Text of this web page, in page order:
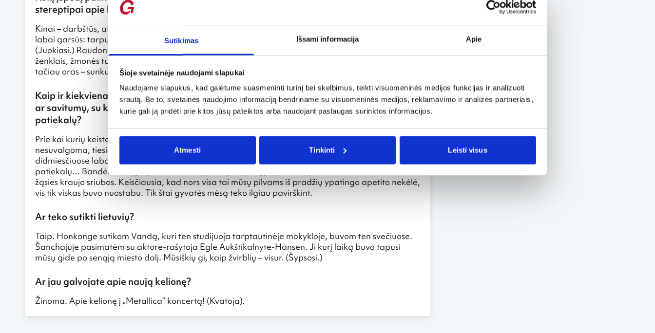
Sutikimas Išsami informacija Apie
Šioje svetainėje naudojami slapukai
Naudojame slapukus, kad galėtume suasmeninti turinį bei skelbimus, teikti visuomeninės medijos funkcijas ir analizuoti
srautą. Be to, svetainės naudojimo informaciją bendriname su visuomeninės medijos, reklamavimo ir analizės partneriais,
kurie gali ją pridėti prie kitos jūsų pateiktos arba naudojant paslaugas surinktos informacijos.
Atmesti Tinkinti Leisti visus
stereptipai apie kiniečius ir Kiniją?
Kinai – darbštūs, atkaklūs, svetingi ir draugiški savo šalies patriotai. Jų labai daug, gal dėl to jie
labai garsūs: tarpusavyje ramiai bendraudami du kinai nustelbtų „Ąžuoliuko“ chorą pilna sudėtimi.
(Juokiasi.) Raudonus partijos transparantus pakeitė reklamos su garsiausiais pasaulio prekių
ženklais, žmonės turi darbo, ekonomika, bent jau oficialiai teigiama – kyla. Miestuose labai švaru,
tačiau oras – sunkus.
Kaip ir kiekvienas kraštas, Kinija (ar jos gyventojai) turbūt turėjo kažkokių keistenybių
ar savitumų, su kuriais teko susidurti? Gal teko ragauti kokių ypatingų ir netradicinių
patiekalų?
Prie kai kurių keistenybių priprantama lengvai – garsiai siurbti ar čepsėti, mesti kaulus ar kitką, kas
nesuvalgoma, tiesiai priešais save ant staltiesės. Jokio vargo priprast. Kiek sunkiau su eismu, kuris
didmiesčiuose labai sudėtingas, gatvę pereiti reikia apšaudomo kiškio veterano įgūdžių. O dėl
patiekalų… Bandėm daug ką. Nuo skrudintų skorpionų ir gyvų krevečių iki troškintos asilienos ir
žąsies kraujo sriubos. Keisčiausia, kad nors visa tai mūsų pilvams iš pradžių ypatingo apetito nekėlė,
vis tik viskas buvo nuostabu. Tik štai gyvatės mėsą teko ilgiau pavirškint.
Ar teko sutikti lietuvių?
Taip. Honkonge sutikom Vandą, kuri ten studijuoja tarptautinėje mokykloje, buvom ten svečiuose.
Šanchajuje pasimatėm su aktore-rašytoja Egle Aukštikalnyte-Hansen. Ji kurį laiką buvo tapusi
mūsų gide po senąją miesto dalį. Mūsiškių gi, kaip žvirblių – visur. (Šypsosi.)
Ar jau galvojate apie naują kelionę?
Žinoma. Apie kelionę į „Metallica“ koncertą! (Kvatoja).